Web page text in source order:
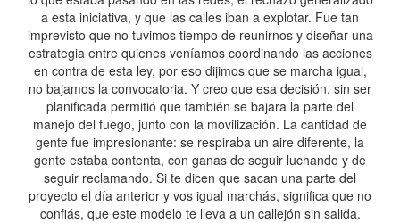
a esta iniciativa, y que las calles iban a explotar. Fue tan
imprevisto que no tuvimos tiempo de reunirnos y diseñar una
estrategia entre quienes veníamos coordinando las acciones
en contra de esta ley, por eso dijimos que se marcha igual,
no bajamos la convocatoria. Y creo que esa decisión, sin ser
planificada permitió que también se bajara la parte del
manejo del fuego, junto con la movilización. La cantidad de
gente fue impresionante: se respiraba un aire diferente, la
gente estaba contenta, con ganas de seguir luchando y de
seguir reclamando. Si te dicen que sacan una parte del
proyecto el día anterior y vos igual marchás, significa que no
confiás, que este modelo te lleva a un callejón sin salida.